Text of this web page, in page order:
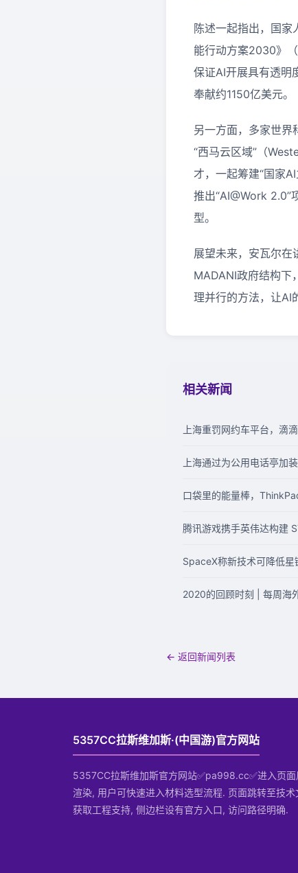
陈述一起指出，国
能行动方案2030》
保证AI开展具有透明
奉献约1150亿美元。
另一方面，多家世界
“西马云区域”（
才，一起筹建“国家
推出“AI@Work 2.0”
型。
展望未来，安瓦尔在
MADANI政府结构下
理并行的方法，让AI
相关新闻
上海重罚网约车平台，滴
上海通过为公用电话亭加
口袋里的能量棒，
腾讯游戏携手英伟达构建
SpaceX称新技术可降低
2020的回顾时刻 | 每周海
← 返回新闻列表
5357CC拉斯维加斯·(中国游)官方网站
5357CC拉斯维加斯官方网站✅pa998.cc✅进入页
渲染, 用户可快速进入材料选型流程. 页面跳转至技
获取工程支持, 侧边栏设有官方入口, 访问路径明确.